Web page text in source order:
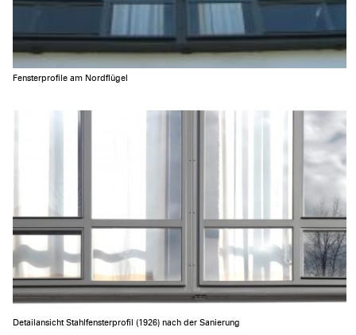
Fensterprofile am Nordflügel
Detailansicht Stahlfensterprofil (1926) nach der Sanierung